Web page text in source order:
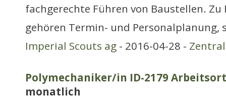
fachgerechte Führen von Baustellen.
gehören Termin- und Personalplanung,
Imperial Scouts ag - 2016-04-28 -
Polymechaniker/in ID-2179
monatlich